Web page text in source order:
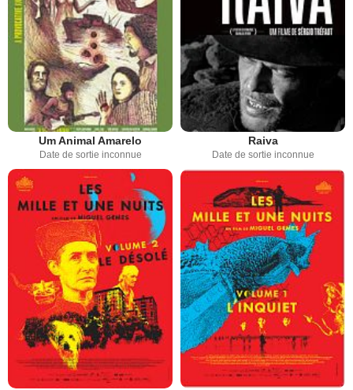
Um Animal Amarelo
Date de sortie inconnue
Raiva
Date de sortie inconnue